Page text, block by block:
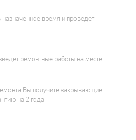
назначенное время и проведет
ремонтные работы на месте
Вы получите закрывающие
на 2 года